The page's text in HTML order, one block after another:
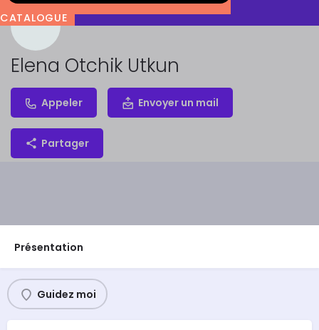
CATALOGUE
Elena Otchik Utkun
Appeler Envoyer un mail
Partager
Présentation
Guidez moi